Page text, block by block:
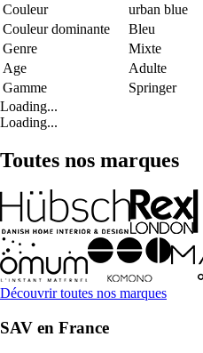
Couleur
urban blue
Couleur dominante
Bleu
Genre
Mixte
Age
Adulte
Gamme
Springer
Loading...
Loading...
Toutes nos marques
Découvrir toutes nos marques
SAV en France